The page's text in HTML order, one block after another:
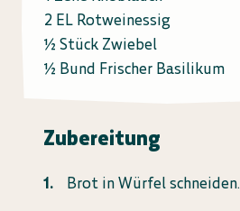
2 EL Rotweinessig
½ Stück Zwiebel
½ Bund Frischer Basilikum
Zubereitung
Brot in Würfel schneiden.